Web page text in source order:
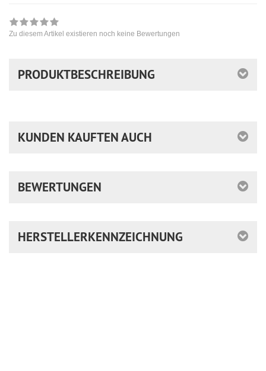
Zu diesem Artikel existieren noch keine Bewertungen
PRODUKTBESCHREIBUNG
KUNDEN KAUFTEN AUCH
BEWERTUNGEN
HERSTELLERKENNZEICHNUNG